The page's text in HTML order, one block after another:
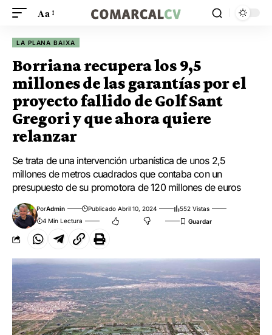
Aa
LA PLANA BAIXA
Borriana recupera los 9,5
millones de las garantías por el
proyecto fallido de Golf Sant
Gregori y que ahora quiere
relanzar
Se trata de una intervención urbanística de unos 2,5
millones de metros cuadrados que contaba con un
presupuesto de su promotora de 120 millones de euros
PorAdmin Publicado Abril 10, 2024
552 Vistas
4 Min Lectura